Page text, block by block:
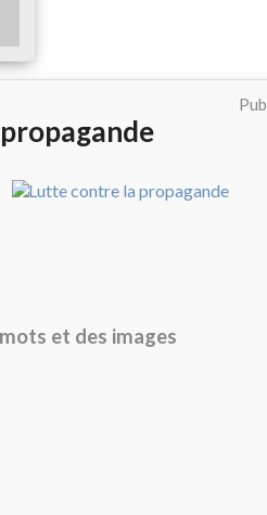
et des images